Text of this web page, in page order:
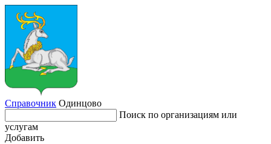
Справочник Одинцово
Поиск по организациям или
услугам
Добавить